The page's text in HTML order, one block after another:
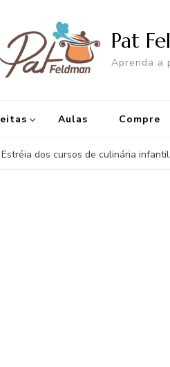
Pat
Aprenda a
Aulas Compre
Estréia dos cursos de culinária